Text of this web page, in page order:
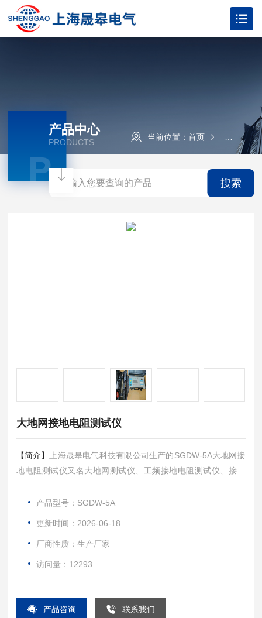
当前位置： 首页 产品中心
P
产品中心
PRODUCTS
搜索
大地网接地电阻测试仪
【简介】
上海晟皋电气科技有限公司生产的SGDW-5A大地网接
地电阻测试仪又名大地网测试仪、工频接地电阻测试仪、接地
土壤电阻率，跨步电压，分布电势，接触电压、电流相角等参
产品型号：SGDW-5A
更新时间：2026-06-18
厂商性质：生产厂家
访问量：12293
产品咨询 联系我们